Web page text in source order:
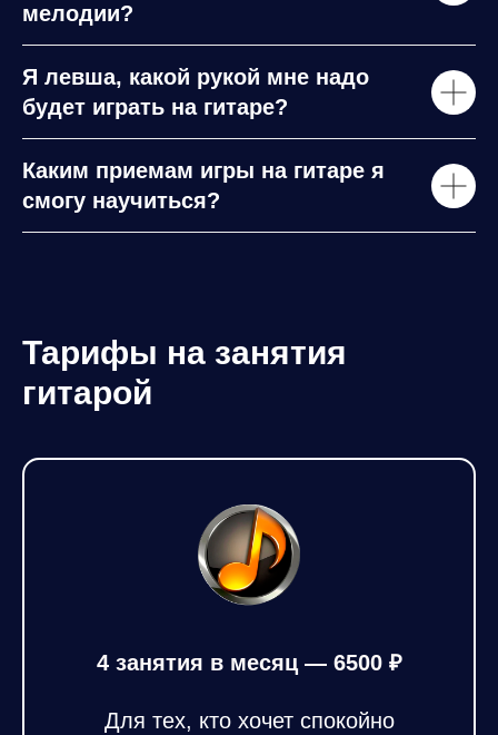
мелодии?
Я левша, какой рукой мне надо
будет играть на гитаре?
Каким приемам игры на гитаре я
смогу научиться?
Тарифы на занятия
гитарой
4 занятия в месяц — 6500 ₽
Для тех, кто хочет спокойно